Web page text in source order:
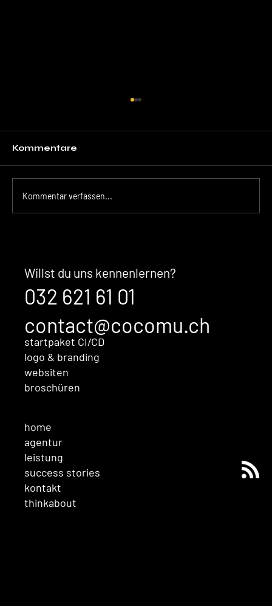
wirken und erst dann über
Argumente
Kommentare
Kommentar verfassen...
home
agentur
leistung
success stories
kontakt
thinkabout
Willst du uns kennenlernen?
032 621 61 01
contact@cocomu.ch
startpaket CI/CD
logo & branding
websiten
broschüren